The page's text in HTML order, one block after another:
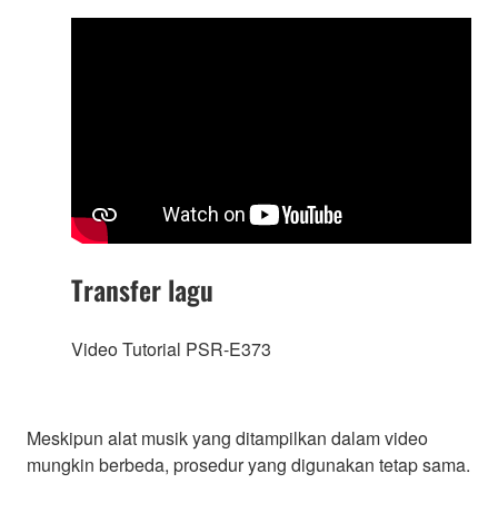
Transfer lagu
Video Tutorial PSR-E373
Meskipun alat musik yang ditampilkan dalam video
mungkin berbeda, prosedur yang digunakan tetap sama.